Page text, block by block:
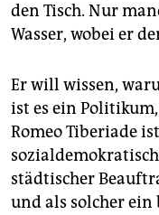
den Tisch. Nur
Wasser, wobei er
Er will wissen,
ist es ein
Romeo Tiberiade
städtischer
und als solcher